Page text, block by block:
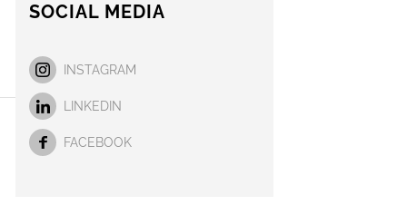
SOCIAL MEDIA
INSTAGRAM
LINKEDIN
FACEBOOK